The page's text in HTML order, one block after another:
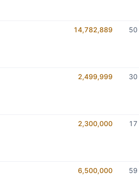
14,782,889 50
2,499,999 30
2,300,000 17
6,500,000 59